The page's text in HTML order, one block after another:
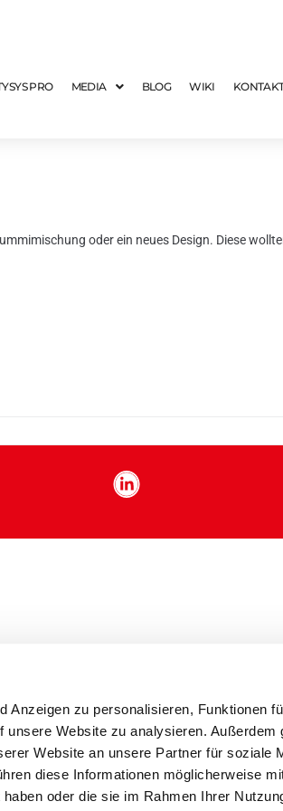
Anzeigen zu personalisieren, Funktionen
unsere Website zu analysieren. Außerdem
Website an unsere Partner für soziale
diese Informationen möglicherweise
oder die sie im Rahmen Ihrer
PRO MEDIA BLOG WIKI
oder ein neues Design. Diese